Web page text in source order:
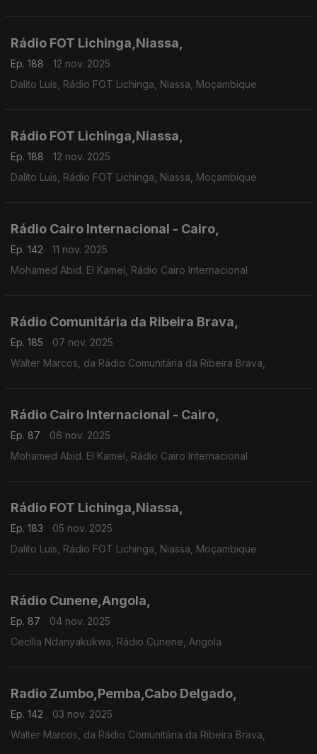
Rádio FOT Lichinga,Niassa,
Ep. 188
12 nov. 2025
Dalito Luís, Rádio FOT Lichinga, Niassa, Moçambique
Rádio FOT Lichinga,Niassa,
Ep. 188
12 nov. 2025
Dalito Luís, Rádio FOT Lichinga, Niassa, Moçambique
Rádio Cairo Internacional - Cairo,
Ep. 142
11 nov. 2025
Mohamed Abid. El Kamel, Rádio Cairo Internacional
Rádio Comunitária da Ribeira Brava,
Ep. 185
07 nov. 2025
Walter Marcos, da Rádio Comunitária da Ribeira Brava,
Rádio Cairo Internacional - Cairo,
Ep. 87
06 nov. 2025
Mohamed Abid. El Kamel, Rádio Cairo Internacional
Rádio FOT Lichinga,Niassa,
Ep. 183
05 nov. 2025
Dalito Luís, Rádio FOT Lichinga, Niassa, Moçambique
Rádio Cunene,Angola,
Ep. 87
04 nov. 2025
Cecília Ndanyakukwa, Rádio Cunene, Angola
Radio Zumbo,Pemba,Cabo Delgado,
Ep. 142
03 nov. 2025
Walter Marcos, da Rádio Comunitária da Ribeira Brava,